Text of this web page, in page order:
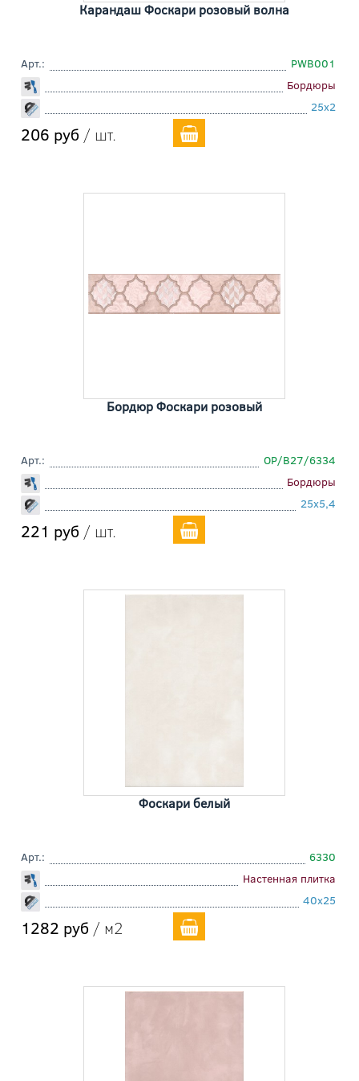
Карандаш Фоскари розовый волна
Арт.:
PWB001
Бордюры
25x2
206 руб / шт.
Бордюр Фоскари розовый
Арт.:
OP/B27/6334
Бордюры
25x5,4
221 руб / шт.
Фоскари белый
Арт.:
6330
Настенная плитка
40x25
1282 руб / м2